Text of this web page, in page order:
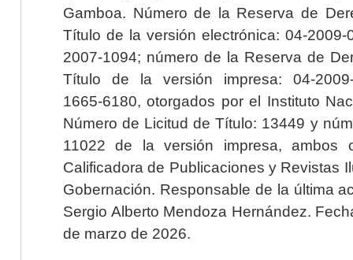
Gamboa. Número de la Reserva de
Título de la versión electrónica: 04-2009-
2007-1094; número de la Reserva de
Título de la versión impresa: 04-2009-
1665-6180, otorgados por el Instituto
Número de Licitud de Título: 13449 y
11022 de la versión impresa, ambos
Calificadora de Publicaciones y Revistas
Gobernación. Responsable de la última
Sergio Alberto Mendoza Hernández.
de marzo de 2026.